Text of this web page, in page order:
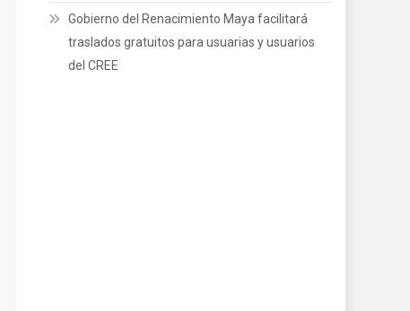
Gobierno del Renacimiento Maya facilitará
traslados gratuitos para usuarias y usuarios
del CREE